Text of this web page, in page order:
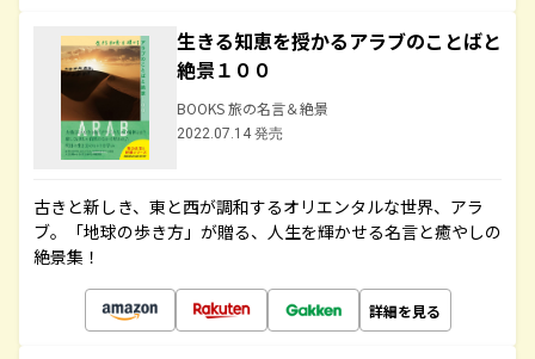
生きる知恵を授かるアラブのことばと
絶景１００
BOOKS 旅の名言＆絶景
2022.07.14 発売
古きと新しき、東と西が調和するオリエンタルな世界、アラ
ブ。「地球の歩き方」が贈る、人生を輝かせる名言と癒やしの
絶景集！
詳細を見る